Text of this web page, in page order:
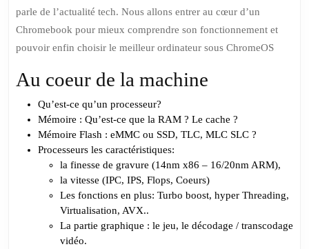
parle de l’actualité tech. Nous allons entrer au cœur d’un
Chromebook pour mieux comprendre son fonctionnement et
pouvoir enfin choisir le meilleur ordinateur sous ChromeOS
Au coeur de la machine
Qu’est-ce qu’un processeur?
Mémoire : Qu’est-ce que la RAM ? Le cache ?
Mémoire Flash : eMMC ou SSD, TLC, MLC SLC ?
Processeurs les caractéristiques:
la finesse de gravure (14nm x86 – 16/20nm ARM),
la vitesse (IPC, IPS, Flops, Coeurs)
Les fonctions en plus: Turbo boost, hyper Threading,
Virtualisation, AVX..
La partie graphique : le jeu, le décodage / transcodage
vidéo.